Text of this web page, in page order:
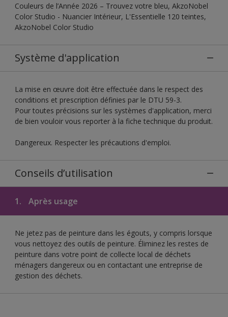
Couleurs de l’Année 2026 – Trouvez votre bleu, AkzoNobel
Color Studio - Nuancier Intérieur, L'Essentielle 120 teintes,
AkzoNobel Color Studio
Système d'application
La mise en œuvre doit être effectuée dans le respect des
conditions et prescription définies par le DTU 59-3.
Pour toutes précisions sur les systèmes d'application, merci
de bien vouloir vous reporter à la fiche technique du produit.
Dangereux. Respecter les précautions d'emploi.
Conseils d’utilisation
1. Après usage
Ne jetez pas de peinture dans les égouts, y compris lorsque
vous nettoyez des outils de peinture. Éliminez les restes de
peinture dans votre point de collecte local de déchets
ménagers dangereux ou en contactant une entreprise de
gestion des déchets.